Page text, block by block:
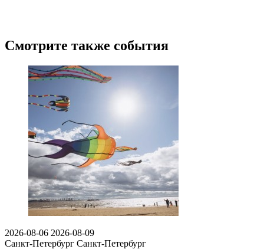
Смотрите также события
2026-08-06 2026-08-09
Санкт-Петербург Санкт-Петербург